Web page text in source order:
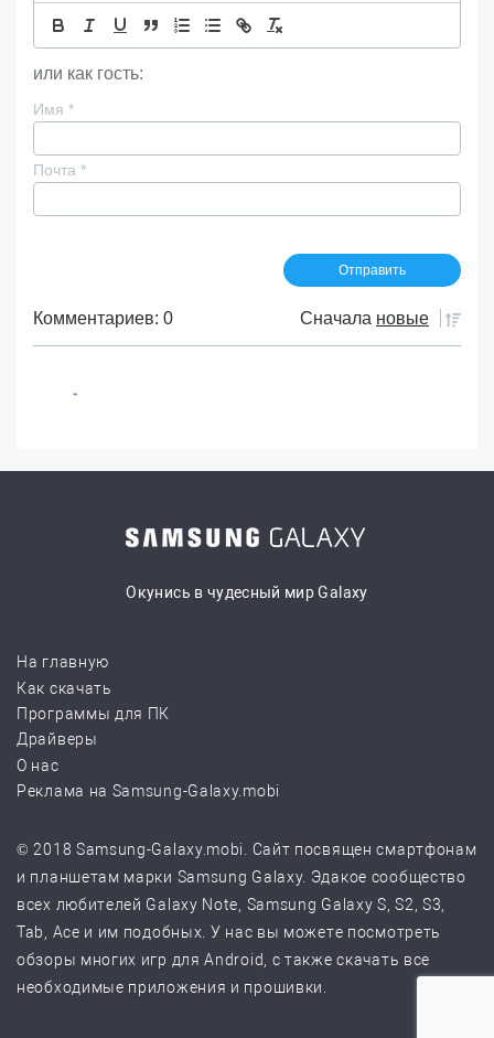
или как гость:
Имя *
Почта *
Комментариев: 0 Сначала новые
Окунись в чудесный мир Galaxy
На главную
Как скачать
Программы для ПК
Драйверы
О нас
Реклама на Samsung-Galaxy.mobi
© 2018 Samsung-Galaxy.mobi. Сайт посвящен смартфонам
и планшетам марки Samsung Galaxy. Эдакое сообщество
всех любителей Galaxy Note, Samsung Galaxy S, S2, S3,
Tab, Ace и им подобных. У нас вы можете посмотреть
обзоры многих игр для Android, с также скачать все
необходимые приложения и прошивки.